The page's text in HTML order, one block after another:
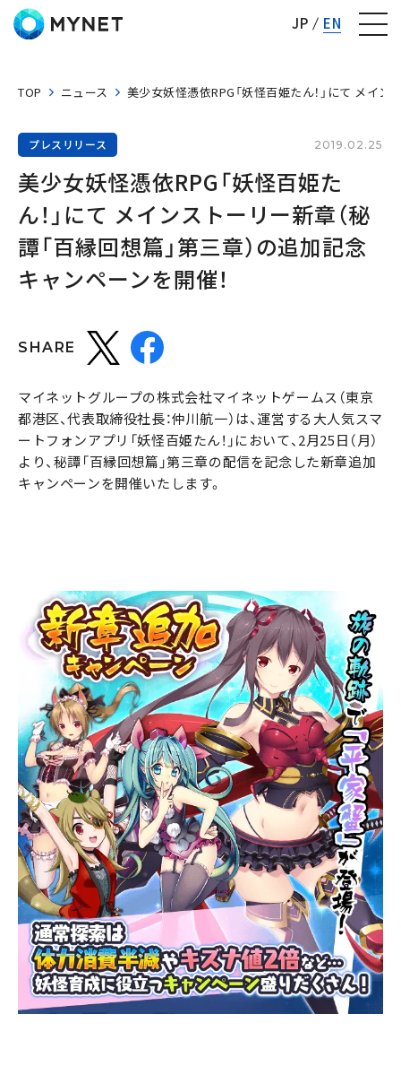
JP EN
TOP ニュース 美少女妖怪憑依RPG「妖怪百姫たん！」にて メイン
プレスリリース 2019.02.25
美少女妖怪憑依RPG「妖怪百姫た
ん！」にて メインストーリー新章（秘
譚「百縁回想篇」第三章）の追加記念
キャンペーンを開催！
SHARE
マイネットグループの株式会社マイネットゲームス（東京
都港区、代表取締役社長：仲川航一）は、運営する大人気スマ
ートフォンアプリ「妖怪百姫たん！」において、2月25日（月）
より、秘譚「百縁回想篇」第三章の配信を記念した新章追加
キャンペーンを開催いたします。